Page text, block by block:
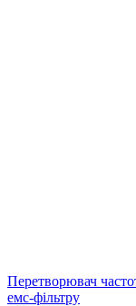
Перетворювач
емс-фільтру